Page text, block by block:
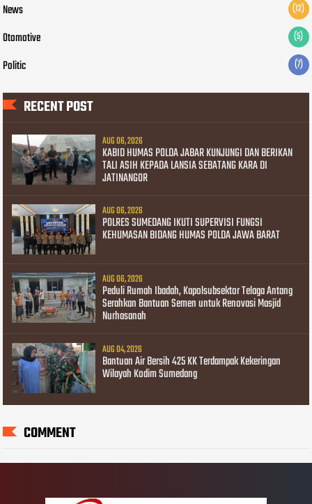
News (12)
Otomotive (5)
Politic (7)
RECENT POST
AUG 06, 2026
KABID HUMAS POLDA JABAR KUNJUNGI DAN BERIKAN
TALI ASIH KEPADA LANSIA SEBATANG KARA DI
JATINANGOR
AUG 06, 2026
POLRES SUMEDANG IKUTI SUPERVISI FUNGSI
KEHUMASAN BIDANG HUMAS POLDA JAWA BARAT
AUG 06, 2026
Peduli Rumah Ibadah, Kapolsubsektor Telaga Antang
Serahkan Bantuan Semen untuk Renovasi Masjid
Nurhasanah
AUG 04, 2026
Bantuan Air Bersih 425 KK Terdampak Kekeringan
Wilayah Kodim Sumedang
COMMENT